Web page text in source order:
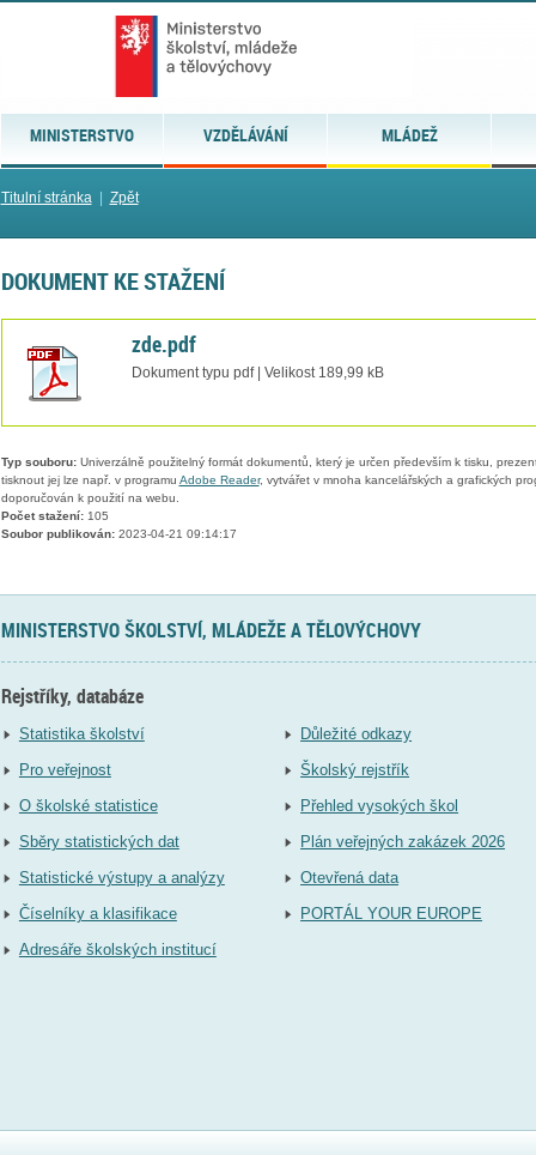
MINISTERSTVO VZDĚLÁVÁNÍ MLÁDEŽ
Titulní stránka| Zpět
DOKUMENT KE STAŽENÍ
zde.pdf
Dokument typu pdf | Velikost 189,99 kB
Typ souboru:Univerzálně použitelný formát dokumentů, který je určen především k tisku,
tisknout jej lze např. v programu Adobe Reader, vytvářet v mnoha kancelářských a grafických
doporučován k použití na webu.
Počet stažení:105
Soubor publikován:2023-04-21 09:14:17
MINISTERSTVO ŠKOLSTVÍ, MLÁDEŽE A TĚLOVÝCHOVY
Rejstříky, databáze
Statistika školství
Pro veřejnost
O školské statistice
Sběry statistických dat
Statistické výstupy a analýzy
Číselníky a klasifikace
Adresáře školských institucí
Důležité odkazy
Školský rejstřík
Přehled vysokých škol
Plán veřejných zakázek 2026
Otevřená data
PORTÁL YOUR EUROPE